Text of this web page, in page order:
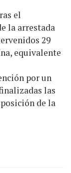
el
la arrestada
29
equivalente
por un
las
de la